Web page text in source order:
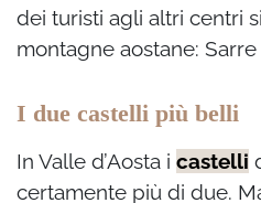
dei turisti agli altri centri
montagne aostane: Sarre
I due castelli più belli
In Valle d’Aosta i castelli
certamente più di due.